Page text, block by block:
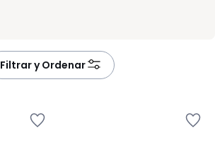
Filtrar y Ordenar